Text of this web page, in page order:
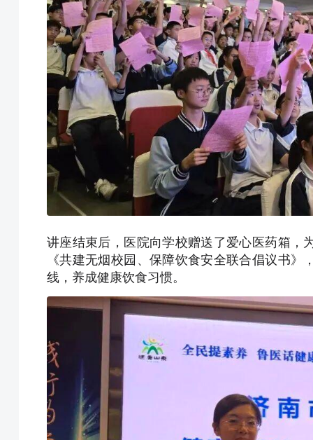
讲座结束后，医院向学校赠送了爱心医药箱，
《共建无烟校园、保障饮食安全联合倡议书
线，养成健康饮食习惯。